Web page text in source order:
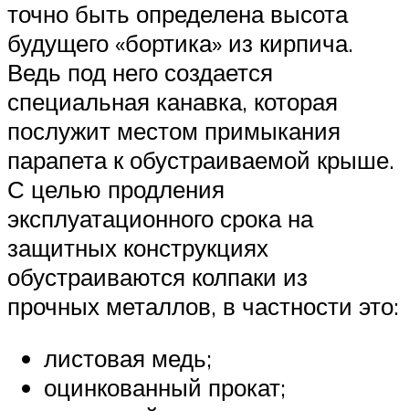
точно быть определена высота
будущего «бортика» из кирпича.
Ведь под него создается
специальная канавка, которая
послужит местом примыкания
парапета к обустраиваемой крыше.
С целью продления
эксплуатационного срока на
защитных конструкциях
обустраиваются колпаки из
прочных металлов, в частности это:
листовая медь;
оцинкованный прокат;